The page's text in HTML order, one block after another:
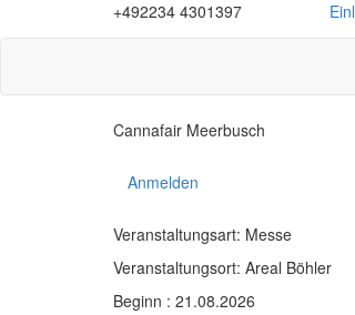
+492234 4301397
Cannafair Meerbusch
Anmelden
Veranstaltungsart: Messe
Veranstaltungsort: Areal Böhler
Beginn : 21.08.2026